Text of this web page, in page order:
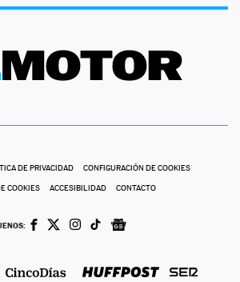
DE PRIVACIDAD CONFIGURACIÓN DE COOKIES
COOKIES ACCESIBILIDAD CONTACTO